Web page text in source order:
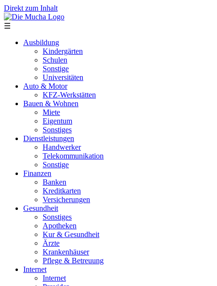
Direkt zum Inhalt
☰
Ausbildung
Kindergärten
Schulen
Sonstige
Universitäten
Auto & Motor
KFZ-Werkstätten
Bauen & Wohnen
Miete
Eigentum
Sonstiges
Dienstleistungen
Handwerker
Telekommunikation
Sonstige
Finanzen
Banken
Kreditkarten
Versicherungen
Gesundheit
Sonstiges
Apotheken
Kur & Gesundheit
Ärzte
Krankenhäuser
Pflege & Betreuung
Internet
Internet